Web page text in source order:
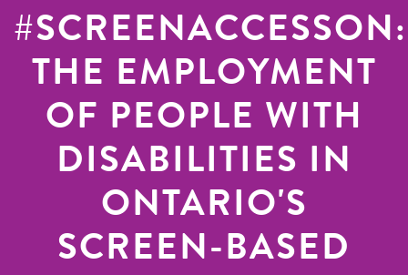
#SCREENACCESSON:
THE EMPLOYMENT
OF PEOPLE WITH
DISABILITIES IN
ONTARIO'S
SCREEN-BASED